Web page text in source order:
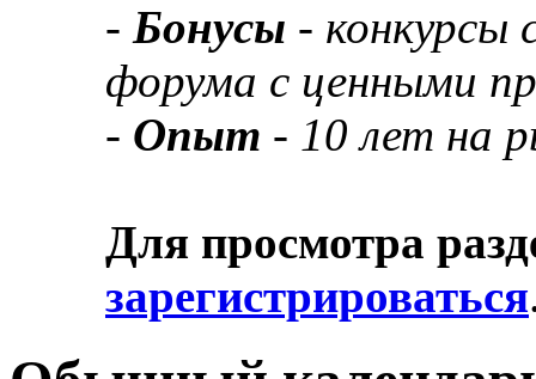
- Бонусы - конкурсы
форума с ценными
- Опыт - 10 лет на
Для просмотра
зарегистрироваться